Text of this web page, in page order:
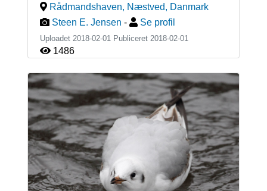
Rådmandshaven, Næstved, Danmark
Steen E. Jensen - Se profil
Uploadet 2018-02-01 Publiceret 2018-02-01
1486